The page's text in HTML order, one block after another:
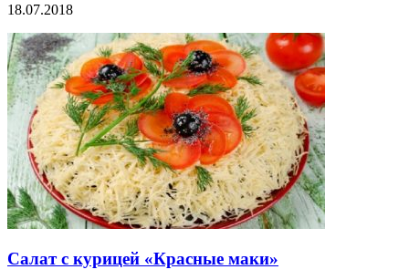
18.07.2018
Салат с курицей «Красные маки»